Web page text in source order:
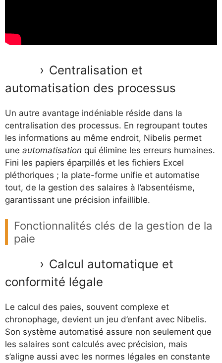
Centralisation et
automatisation des processus
Un autre avantage indéniable réside dans la
centralisation des processus. En regroupant toutes
les informations au même endroit, Nibelis permet
une automatisation qui élimine les erreurs humaines.
Fini les papiers éparpillés et les fichiers Excel
pléthoriques ; la plate-forme unifie et automatise
tout, de la gestion des salaires à l’absentéisme,
garantissant une précision infaillible.
Fonctionnalités clés de la gestion de la
paie
Calcul automatique et
conformité légale
Le calcul des paies, souvent complexe et
chronophage, devient un jeu d’enfant avec Nibelis.
Son système automatisé assure non seulement que
les salaires sont calculés avec précision, mais
s’aligne aussi avec les normes légales en constante